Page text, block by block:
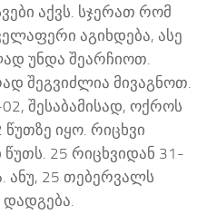
აქვს. სჯერათ რომ
აგიხდება, ასე
უნდა შეარჩიოთ.
შეგვიძლია მივაგნოთ.
შესაბამისად, ოქროს
იყო. რიცხვი
წუთს. 25 რიცხვიდან 31-
25 თებერვალს